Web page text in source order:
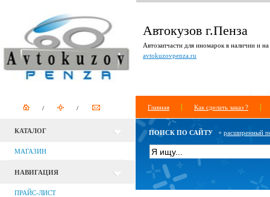
Автокузов г.Пенза
Автозапчасти для иномарок в наличии и на
avtokuzovpenza.ru
Главная Как сделать заказ ?
КАТАЛОГ
МАГАЗИН
НАВИГАЦИЯ
ПРАЙС-ЛИСТ
ПОИСК ПО САЙТУ + расширенный